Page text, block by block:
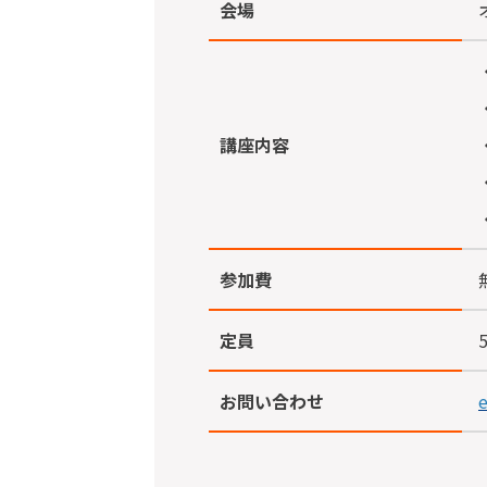
会場
講座内容
参加費
定員
お問い合わせ